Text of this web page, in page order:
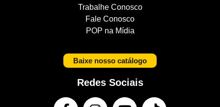
Trabalhe Conosco
Fale Conosco
POP na Mídia
Baixe nosso catálogo
Redes Sociais